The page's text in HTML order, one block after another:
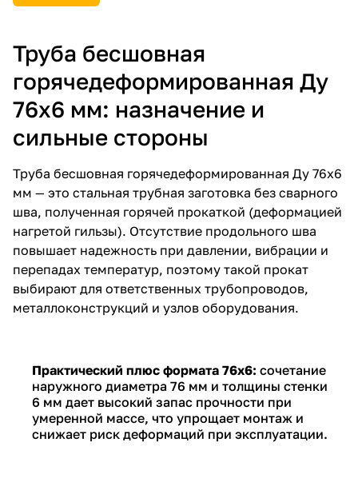
Труба бесшовная
горячедеформированная Ду
76х6 мм: назначение и
сильные стороны
Труба бесшовная горячедеформированная Ду 76х6
мм — это стальная трубная заготовка без сварного
шва, полученная горячей прокаткой (деформацией
нагретой гильзы). Отсутствие продольного шва
повышает надежность при давлении, вибрации и
перепадах температур, поэтому такой прокат
выбирают для ответственных трубопроводов,
металлоконструкций и узлов оборудования.
Практический плюс формата 76х6: сочетание
наружного диаметра 76 мм и толщины стенки
6 мм дает высокий запас прочности при
умеренной массе, что упрощает монтаж и
снижает риск деформаций при эксплуатации.